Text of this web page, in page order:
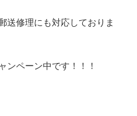
送修理にも対応しておりま
ンペーン中です！！！